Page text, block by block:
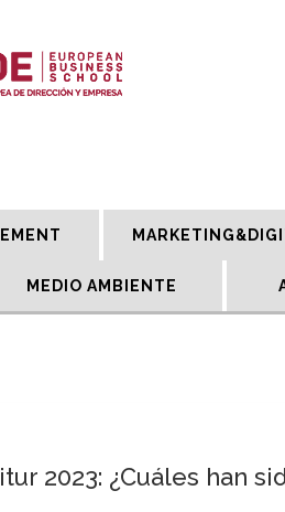
MEDIO AMBIENTE
2023: ¿Cuáles han